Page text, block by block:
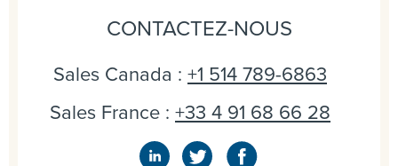
CONTACTEZ-NOUS
Sales Canada : +1 514 789-6863
Sales France : +33 4 91 68 66 28